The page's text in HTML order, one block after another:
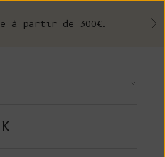
à partir de 300€.